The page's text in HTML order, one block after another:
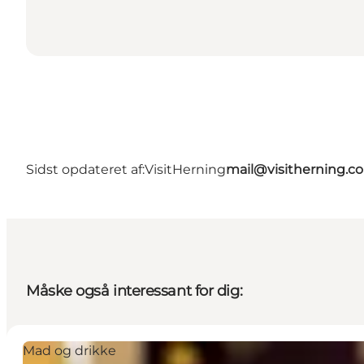
Sidst opdateret af:VisitHerning
Måske også interessant for dig:
Mad og drikke